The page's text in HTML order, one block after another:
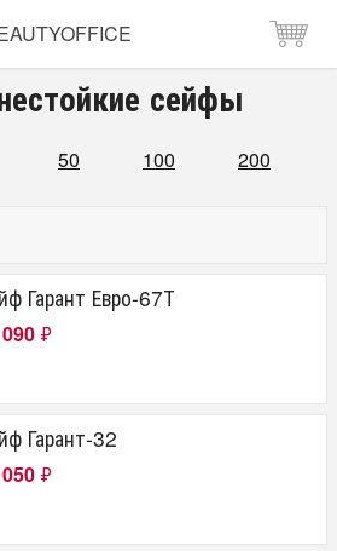
сейфы
50 100
200
Гарант Евро-67Т
₽
Гарант-32
₽